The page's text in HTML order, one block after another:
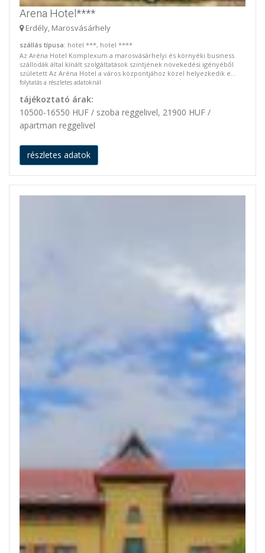
Arena Hotel****
Erdély, Marosvásárhely
szállás típusa: hotel ***, hotel ****
Az Aréna Hotel Komplexum a marosvásárhelyi és környéki business
szállodák által kínált szolgáltatások szintjének növekedési igényéből
született Az Aréna Hotel a város központjához közel helyezkedik e...
folytatás a részletes adatoknál
tájékoztató árak:
10500-16550 HUF / szoba reggelivel, 21900 HUF /
apartman reggelivel
részletes adatok